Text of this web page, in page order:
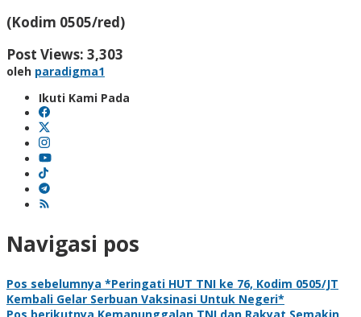
(Kodim 0505/red)
Post Views: 3,303
oleh paradigma1
Ikuti Kami Pada
Navigasi pos
Pos sebelumnya *Peringati HUT TNI ke 76, Kodim 0505/JT
Kembali Gelar Serbuan Vaksinasi Untuk Negeri*